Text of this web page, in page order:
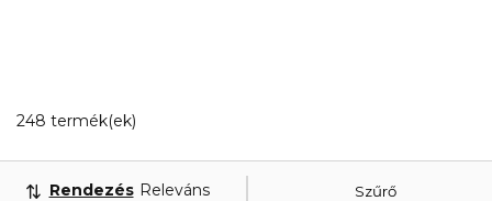
248 termék(ek)
Szűrő
Rendezés Releváns